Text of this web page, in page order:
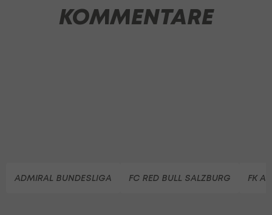
KOMMENTARE
ADMIRAL BUNDESLIGA FC RED BULL SALZBURG FK